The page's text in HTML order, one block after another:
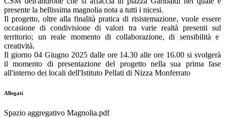
presente la bellissima magnolia nota a tutti i nicesi.
Il progetto, oltre alla finalità pratica di risistemazione, vuole essere
occasione di condivisione di valori tra varie realtà presenti sul
territorio; un reale momento di collaborazione, di sensibilità e
creatività.
Il giorno 04 Giugno 2025 dalle ore 14.30 alle ore 16.00 si svolgerà
il momento di presentazione del progetto nella sua prima fase
all'interno dei locali dell'Istituto Pellati di Nizza Monferrato
Allegati
Spazio aggregativo Magnolia.pdf